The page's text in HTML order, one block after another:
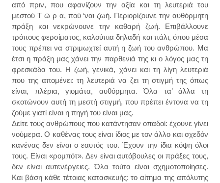
από πριν, που αφανίζουν την αξία και τη λευτεριά του
μεστού Τ ώ ρ α, πού ‘ναι ζωή. Περιορίζουνε την αυθόρμητη
πράξη και νεκρώνουνε την καθαρή ζωή. Επιβάλλουνε
τρόπους φερσίματος, καλούπια δηλαδή και πάλι, όπου μέσα
τους πρέπει να στριμωχτεί αυτή η ζωή του ανθρώπου. Μα
έτσι η πράξη μας χάνει την παρθενιά της κι ο λόγος μας τη
φρεσκάδα του. Η ζωή, γενικά, χάνει και τη λίγη λευτεριά
που της απομένει: τη λευτεριά να ζει τη στιγμή της όπως
είναι, πλέρια, γιομάτα, αυθόρμητα. Όλα τα’ άλλα τη
σκοτώνουν αυτή τη μεστή στιγμή, που πρέπει έντονα να τη
ζούμε γιατί είναι η πηγή του είναι μας.
Δείτε τους ανθρώπους που κατάντησαν οπαδοί: έχουνε γίνει
νούμερα. Ο καθένας τους είναι ίδιος με τον άλλο και σχεδόν
κανένας δεν είναι ο εαυτός του. Έχουν την ίδια κόψη όλοι
τους. Είναι «ρομπότ». Δεν είναι αυτόβουλες οι πράξες τους,
δεν είναι αυτενέργειες. Όλα τούτα είναι σχημοτοποίησες.
Και βάση κάθε τέτοιας κατασκευής: το αίτημα της απόλυτης